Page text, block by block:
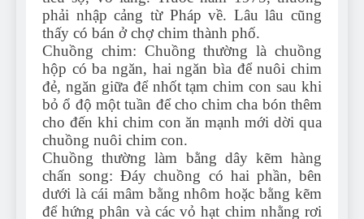
phải nhập cảng từ Pháp về. Lâu lâu cũng
thấy có bán ở chợ chim thành phố.
Chuồng chim: Chuồng thường là chuồng
hộp có ba ngăn, hai ngăn bìa để nuôi chim
đẻ, ngăn giữa để nhốt tạm chim con sau khi
bỏ ổ độ một tuần để cho chim cha bón thêm
cho đến khi chim con ăn mạnh mới dời qua
chuồng nuôi chim con.
Chuồng thường làm bằng dây kẽm hàng
chấn song: Đáy chuồng có hai phần, bên
dưới là cái mâm bằng nhôm hoặc bằng kẽm
để hứng phân và các vỏ hạt chim nhằng rơi